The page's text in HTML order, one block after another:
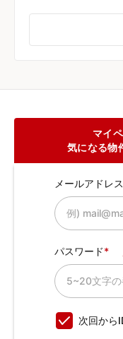
マイ
気になる物
メールアドレス
パスワード
次回から